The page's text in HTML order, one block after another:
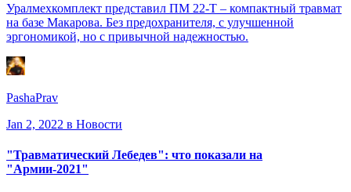
Уралмехкомплект представил ПМ 22-Т – компактный травмат
на базе Макарова. Без предохранителя, с улучшенной
эргономикой, но с привычной надежностью.
PashaPrav
Jan 2, 2022 в Новости
"Травматический Лебедев": что показали на
"Армии-2021"